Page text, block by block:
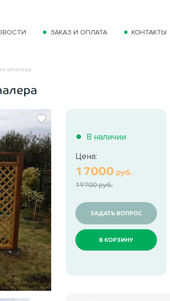
ЗАКАЗ И ОПЛАТА КОНТАКТЫ
шпалера
В наличии
Цена:
17000 руб.
19700 руб.
ЗАДАТЬ ВОПРОС
В КОРЗИНУ